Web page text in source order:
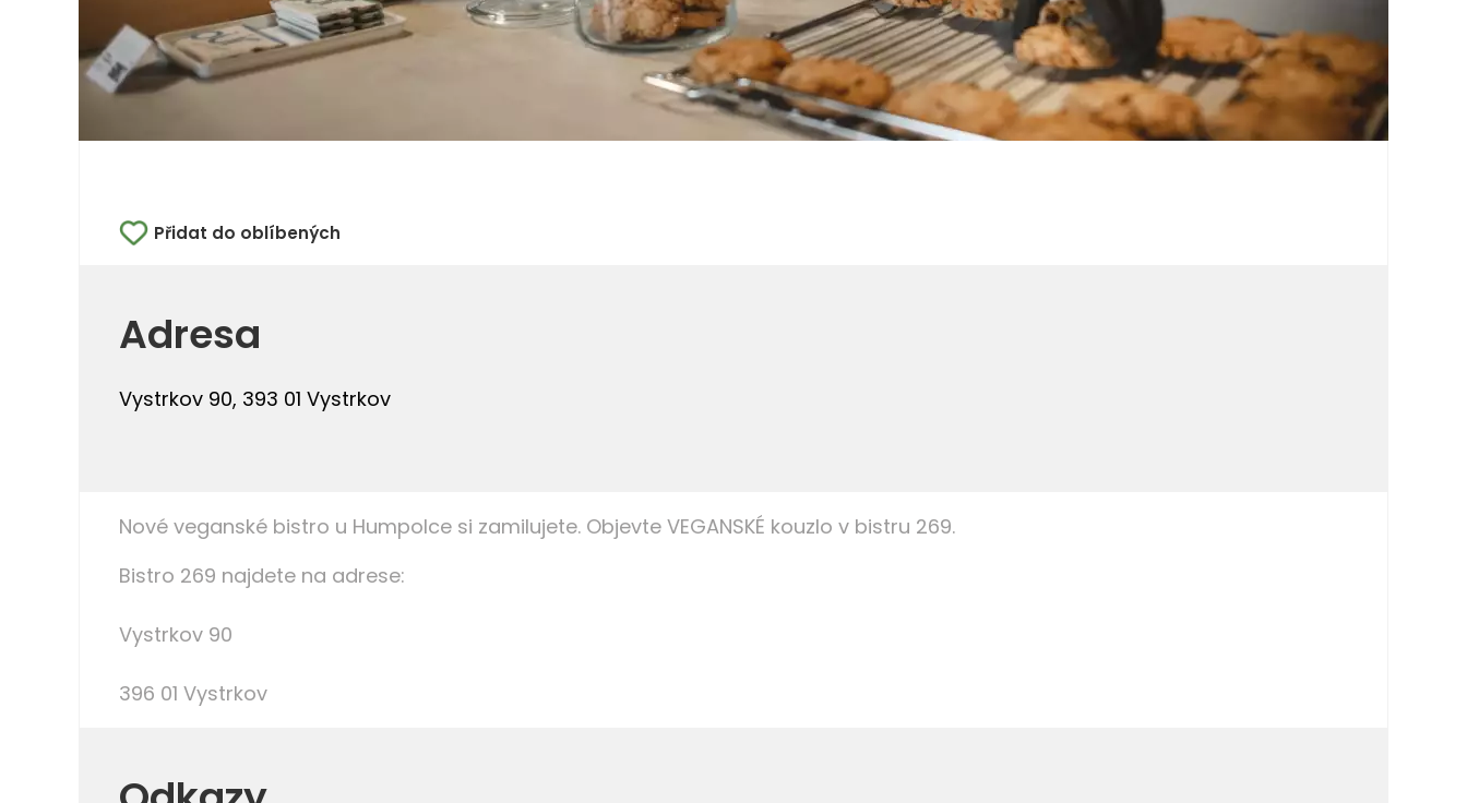
Přidat do oblíbených
Adresa
Vystrkov 90, 393 01 Vystrkov
Nové veganské bistro u Humpolce si zamilujete. Objevte VEGANSKÉ kouzlo v bistru 269.
Bistro 269 najdete na adrese:
Vystrkov 90
396 01 Vystrkov